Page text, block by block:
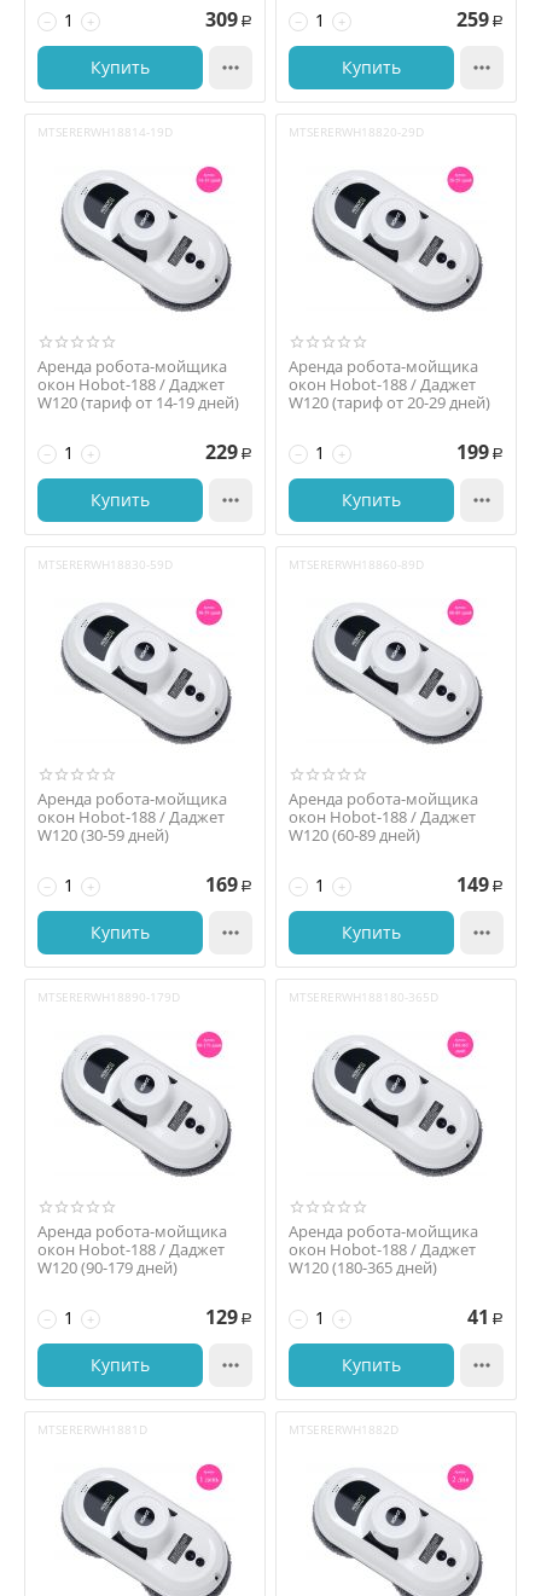
+
− 309 Р
Купить 
+
− 259 Р
Купить 
MTSERERWH18814-19D
Аренда робота-мойщика
окон Hobot-188 / Даджет
W120 (тариф от 14-19 дней)
+
− 229 Р
Купить 
MTSERERWH18820-29D
Аренда робота-мойщика
окон Hobot-188 / Даджет
W120 (тариф от 20-29 дней)
+
− 199 Р
Купить 
MTSERERWH18830-59D
Аренда робота-мойщика
окон Hobot-188 / Даджет
W120 (30-59 дней)
+
− 169 Р
Купить 
MTSERERWH18860-89D
Аренда робота-мойщика
окон Hobot-188 / Даджет
W120 (60-89 дней)
+
− 149 Р
Купить 
MTSERERWH18890-179D
Аренда робота-мойщика
окон Hobot-188 / Даджет
W120 (90-179 дней)
+
− 129 Р
Купить 
MTSERERWH188180-365D
Аренда робота-мойщика
окон Hobot-188 / Даджет
W120 (180-365 дней)
+
− 41 Р
Купить 
MTSERERWH1881D MTSERERWH1882D